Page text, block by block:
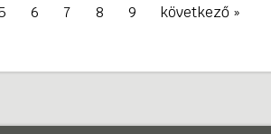
6 7 8 9 következő »